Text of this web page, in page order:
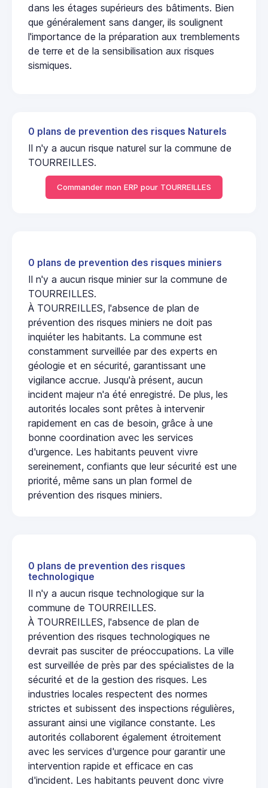
dans les étages supérieurs des bâtiments. Bien
que généralement sans danger, ils soulignent
l'importance de la préparation aux tremblements
de terre et de la sensibilisation aux risques
sismiques.
0 plans de prevention des risques Naturels
Il n'y a aucun risque naturel sur la commune de
TOURREILLES.
Commander mon ERP pour TOURREILLES
0 plans de prevention des risques miniers
Il n'y a aucun risque minier sur la commune de
TOURREILLES.
À TOURREILLES, l'absence de plan de
prévention des risques miniers ne doit pas
inquiéter les habitants. La commune est
constamment surveillée par des experts en
géologie et en sécurité, garantissant une
vigilance accrue. Jusqu'à présent, aucun
incident majeur n'a été enregistré. De plus, les
autorités locales sont prêtes à intervenir
rapidement en cas de besoin, grâce à une
bonne coordination avec les services
d'urgence. Les habitants peuvent vivre
sereinement, confiants que leur sécurité est une
priorité, même sans un plan formel de
prévention des risques miniers.
0 plans de prevention des risques
technologique
Il n'y a aucun risque technologique sur la
commune de TOURREILLES.
À TOURREILLES, l'absence de plan de
prévention des risques technologiques ne
devrait pas susciter de préoccupations. La ville
est surveillée de près par des spécialistes de la
sécurité et de la gestion des risques. Les
industries locales respectent des normes
strictes et subissent des inspections régulières,
assurant ainsi une vigilance constante. Les
autorités collaborent également étroitement
avec les services d'urgence pour garantir une
intervention rapide et efficace en cas
d'incident. Les habitants peuvent donc vivre